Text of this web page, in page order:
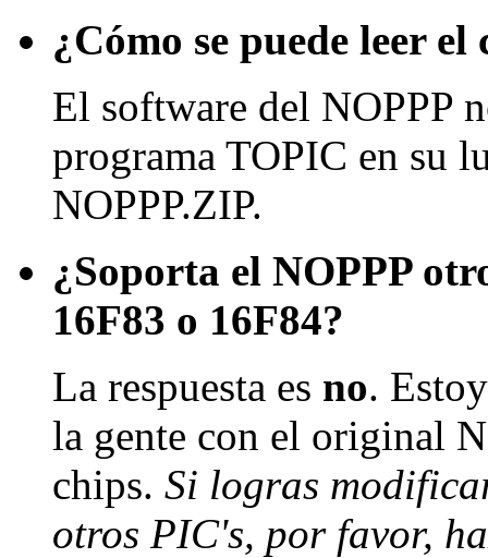
¿Cómo se puede leer
El software del NOPPP
programa TOPIC en su
NOPPP.ZIP.
¿Soporta el NOPPP
16F83 o 16F84?
La respuesta es no.
la gente con el original
chips. Si logras
otros PIC's, por favor,